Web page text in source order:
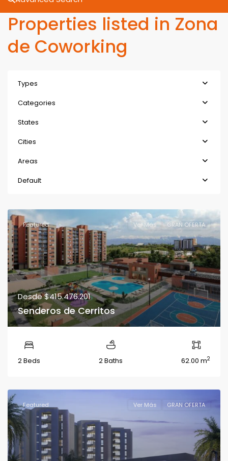
Properties listed in Zona
de Coworking
Types
Categories
States
Cities
Areas
Default
Featured Ver Más GRAN OFERTA
Desde$415.476.201
Senderos de Cerritos
2 Beds 2 Baths 62.00 m2
Featured Ver Más GRAN OFERTA